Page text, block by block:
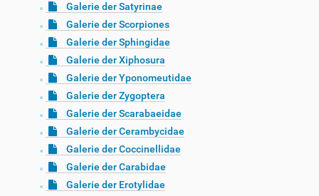
Galerie der Satyrinae
Galerie der Scorpiones
Galerie der Sphingidae
Galerie der Xiphosura
Galerie der Yponomeutidae
Galerie der Zygoptera
Galerie der Scarabaeidae
Galerie der Cerambycidae
Galerie der Coccinellidae
Galerie der Carabidae
Galerie der Erotylidae